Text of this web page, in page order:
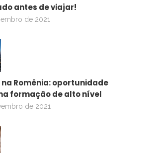
antes de viajar!
de 2021
Romênia: oportunidade
formação de alto nível
de 2021